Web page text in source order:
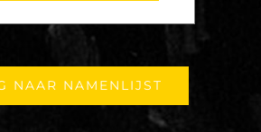
NAAR NAMENLIJST